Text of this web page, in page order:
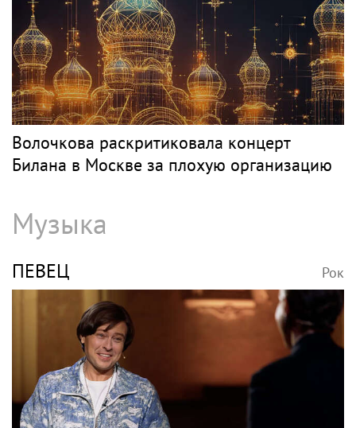
Волочкова раскритиковала концерт
Билана в Москве за плохую организацию
Музыка
ПЕВЕЦ Рок